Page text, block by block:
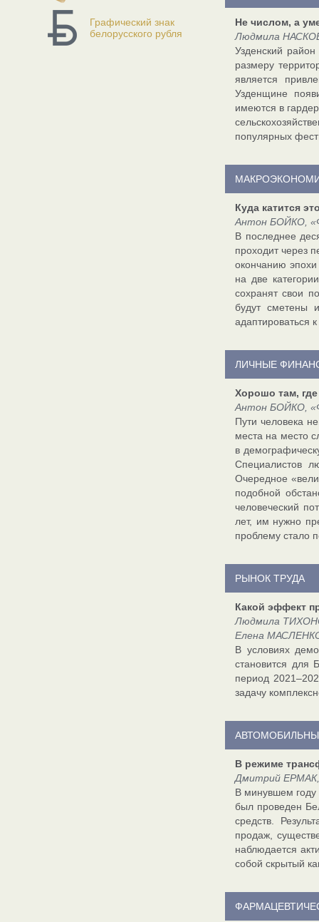
Графический знак
белорусского рубля
Не числом, а
Людмила
Узденский
размеру
является
Узденщине
имеются в
популярных
Куда катится
Антон БОЙКО,
В последнее
проходит через
окончанию
на две
сохранят свои
будут сметены
адаптироваться
ЛИЧНЫЕ
Хорошо там,
Антон БОЙКО,
Пути человека
места на место
в
Специалистов
Очередное
подобной
человеческий
лет, им нужно
проблему стало
РЫНОК ТРУДА
Какой эффект
Людмила
Елена
В условиях
становится для
период
задачу
В режиме
Дмитрий
В минувшем году
был проведен
средств.
продаж,
наблюдается
собой скрытый